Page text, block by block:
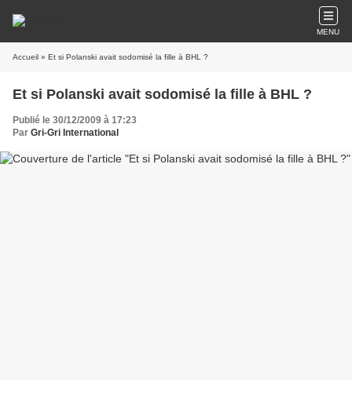
MENU
Accueil » Et si Polanski avait sodomisé la fille à BHL ?
Et si Polanski avait sodomisé la fille à BHL ?
Publié le 30/12/2009 à 17:23
Par Gri-Gri International